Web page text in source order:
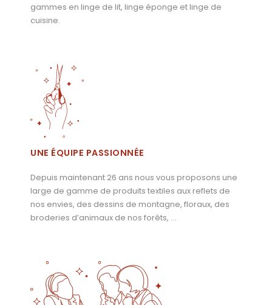
gammes en linge de lit, linge éponge et linge de
cuisine.
UNE ÉQUIPE PASSIONNÉE
Depuis maintenant 26 ans nous vous proposons une
large de gamme de produits textiles aux reflets de
nos envies, des dessins de montagne, floraux, des
broderies d’animaux de nos forêts, …